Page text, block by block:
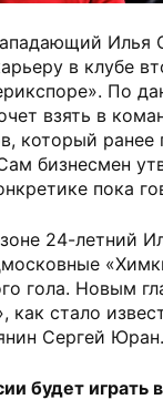
Илья
в клубе
По
взять в
который ранее
бизнесмен
пока
24-летний
гола. Новым
как стало
Сергей Юран.
будет играть